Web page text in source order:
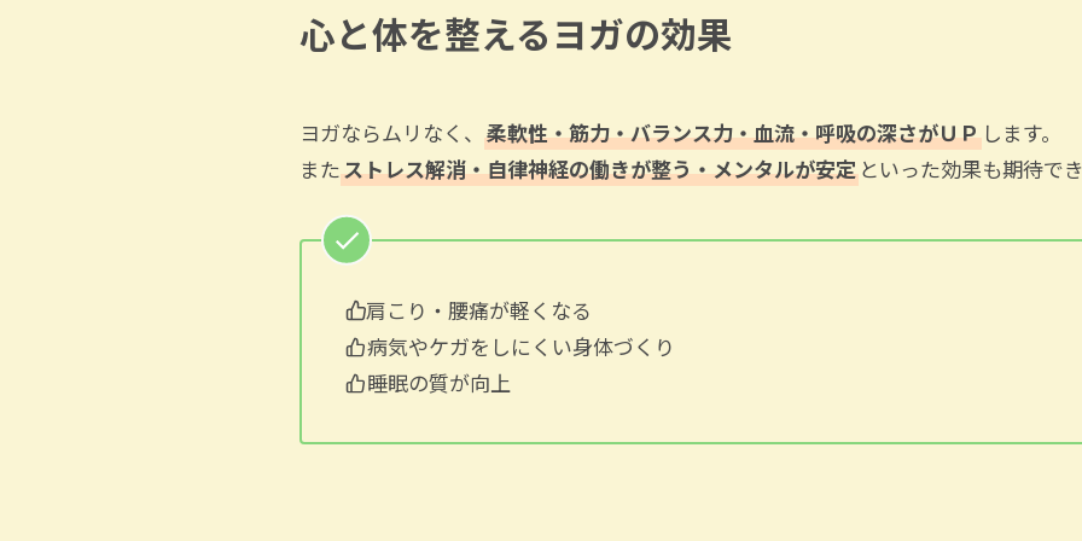
心と体を整えるヨガの効果
ヨガならムリなく、 柔軟性・筋力・バランス力・血流・呼吸の深さがＵＰ します。
またストレス解消・自律神経の働きが整う・メンタルが安定 といった効果も期待で
肩こり・腰痛が軽くなる
病気やケガをしにくい身体づくり
睡眠の質が向上